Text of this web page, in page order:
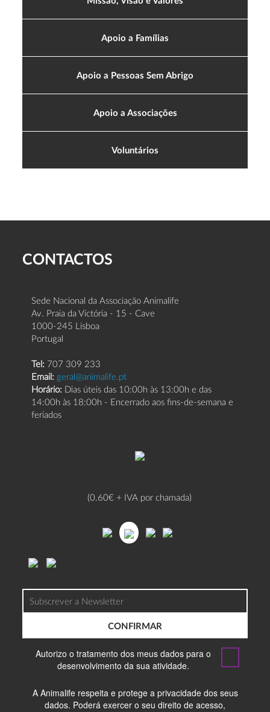
Apoio a Famílias
Apoio a Pessoas Sem Abrigo
Apoio a Associações
Voluntários
CONTACTOS
Sede Nacional da Associação Animalife
Av. Praia da Victória - 15 - Cave
1000-245 Lisboa
Portugal
Tel: 707 309 233
Email: geral@animalife.pt
Horário: Dias úteis das 10:00h às 13:00h e das
14:00h às 18:00h - Encerrado aos fins-de-semana e
feriados
(0.60€ + IVA por chamada)
CONFIRMAR
Autorizo o tratamento dos meus dados para o
desenvolvimento da sua atividade.
A Animalife respeita e protege a privacidade dos seus
dados. Poderá exercer o seu direito de acesso,